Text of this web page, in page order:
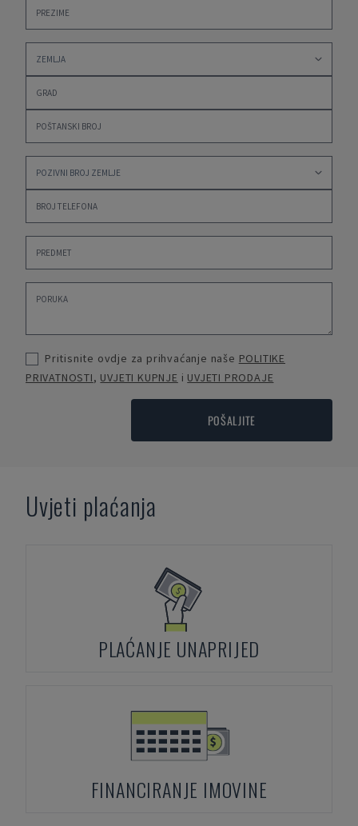
Pritisnite ovdje za prihvaćanje naše POLITIKE
PRIVATNOSTI, UVJETI KUPNJE i UVJETI PRODAJE
POŠALJITE
Uvjeti plaćanja
PLAĆANJE UNAPRIJED
FINANCIRANJE IMOVINE